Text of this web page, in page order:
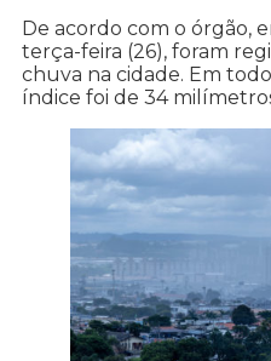
De acordo com o órgão,
terça-feira (26), foram
chuva na cidade. Em
índice foi de 34